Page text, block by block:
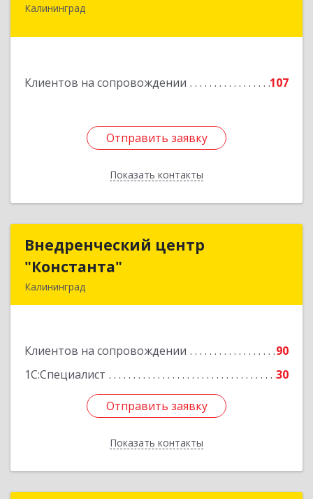
Калининград
Клиентов на сопровождении 107
Отправить заявку
Показать контакты
238325, Калининградская обл, Гурьевский р-н,
Отправить заявку
Назад
Внедренческий центр
"Константа"
Калининград
Клиентов на сопровождении
90
1С:Специалист
30
Отправить заявку
Показать контакты
Внедренческий центр
Подробнее
Отправить заявку
Назад